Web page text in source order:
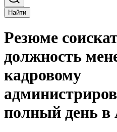
Найти
Резюме
должность
кадровому
полный день в